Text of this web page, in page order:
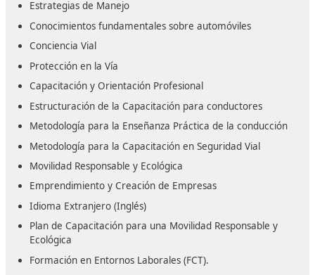
Responsable de escuelas de conducción.
Instructor en programas de concienciación y
en seguridad vial.
Instructor en cursos sobre el manejo de mercancías
peligrosas.
Coordinador de centros de formación
mercancías peligrosas.
Educador en iniciativas o actividades de formación
escuelas, centros para personas mayores,
asociaciones y similares.
Consultor en seguridad vial en el ámbito laboral
organizaciones tanto públicas como privadas.
Asesor en estrategias de movilidad en instituciones
públicas y privadas.